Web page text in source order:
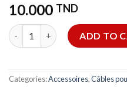
10.000 TND
Câble Vidvie CB440 quantity
ADD TO
Categories:Accessoires,Câbles